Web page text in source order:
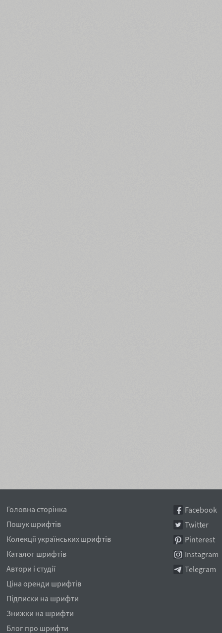
Головна сторінка
Пошук шрифтів
Колекції українських шрифтів
Каталог шрифтів
Автори і студії
Ціна оренди шрифтів
Підписки на шрифти
Знижки на шрифти
Блог про шрифти
Facebook
Twitter
Pinterest
Instagram
Telegram